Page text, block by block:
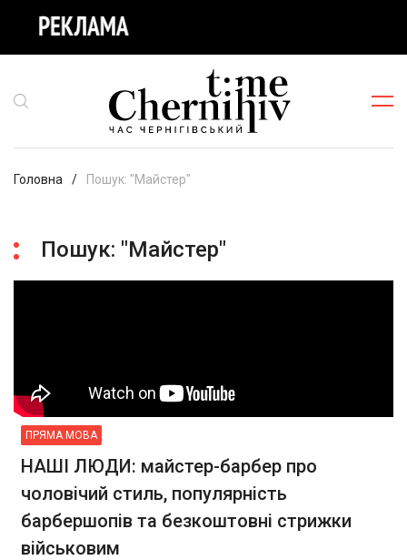
Головна Пошук: "Майстер"
Пошук: "Майстер"
ПРЯМА МОВА
НАШІ ЛЮДИ: майстер-барбер про
чоловічий стиль, популярність
барбершопів та безкоштовні стрижки
військовим